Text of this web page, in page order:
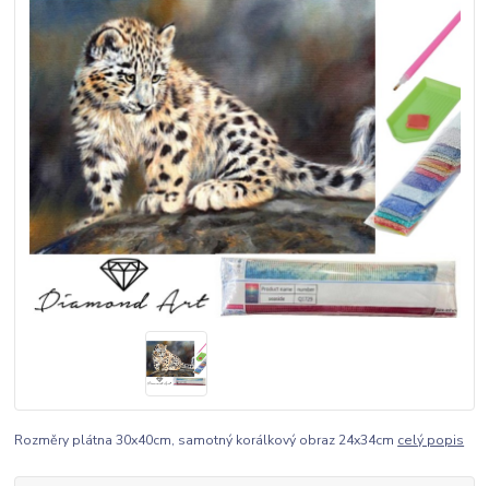
Rozměry plátna 30x40cm, samotný korálkový obraz 24x34cm celý popis